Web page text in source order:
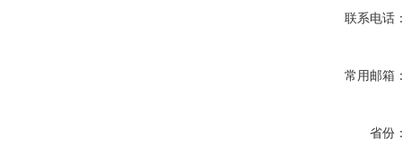
联系电话
常用邮箱
省份